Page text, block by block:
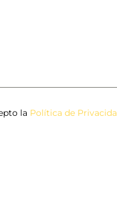
la Política de